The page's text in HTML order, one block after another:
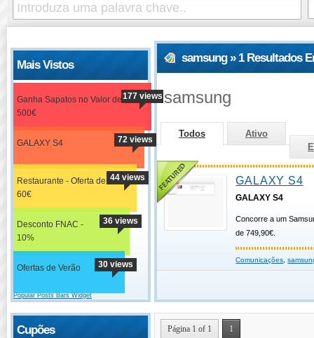
Mais Vistos
Ganha Sapatos no Valor de
500€
177 views
GALAXY S4 72 views
Restaurante - Oferta de
60€
44 views
Desconto FNAC -
10%
36 views
Ofertas de Verão 30 views
Popular Posts Bars Widget
Cupões
samsung » 1 Resultados
samsung
Todos
Ativo
GALAXY S4
GALAXY S4
Concorre a um
de 749,90€.
Comunicações ,
Página 1 of 1 1